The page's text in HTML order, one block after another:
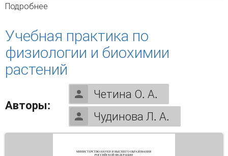
Подробнее
Учебная практика по
физиологии и биохимии
растений
Авторы:
Четина О. А.
Чудинова Л. А.